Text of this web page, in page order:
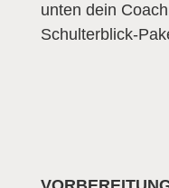
unten dein
Schulterblick-